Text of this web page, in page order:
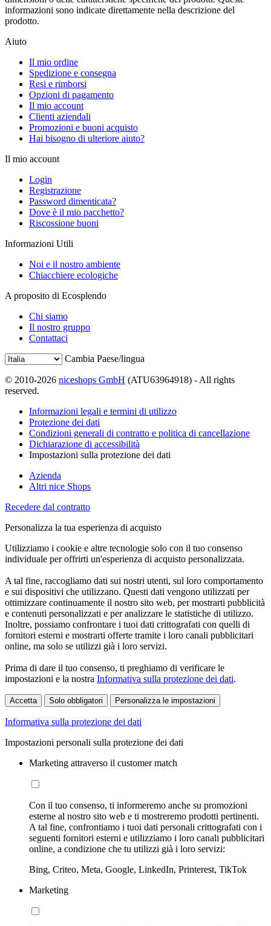
informazioni sono indicate direttamente nella descrizione del
prodotto.
Aiuto
Il mio ordine
Spedizione e consegna
Resi e rimborsi
Opzioni di pagamento
Il mio account
Clienti aziendali
Promozioni e buoni acquisto
Hai bisogno di ulteriore aiuto?
Il mio account
Login
Registrazione
Password dimenticata?
Dove è il mio pacchetto?
Riscossione buoni
Informazioni Utili
Noi e il nostro ambiente
Chiacchiere ecologiche
A proposito di Ecosplendo
Chi siamo
Il nostro gruppo
Contattaci
Cambia Paese/lingua
© 2010-2026 niceshops GmbH (ATU63964918) - All rights
reserved.
Informazioni legali e termini di utilizzo
Protezione dei dati
Condizioni generali di contratto e politica di cancellazione
Dichiarazione di accessibilità
Impostazioni sulla protezione dei dati
Azienda
Altri nice Shops
Recedere dal contratto
Personalizza la tua esperienza di acquisto
Utilizziamo i cookie e altre tecnologie solo con il tuo consenso
individuale per offrirti un'esperienza di acquisto personalizzata.
A tal fine, raccogliamo dati sui nostri utenti, sul loro comportamento
e sui dispositivi che utilizzano. Questi dati vengono utilizzati per
ottimizzare continuamente il nostro sito web, per mostrarti pubblicità
e contenuti personalizzati e per analizzare le statistiche di utilizzo.
Inoltre, possiamo confrontare i tuoi dati crittografati con quelli di
fornitori esterni e mostrarti offerte tramite i loro canali pubblicitari
online, ma solo se utilizzi già i loro servizi.
Prima di dare il tuo consenso, ti preghiamo di verificare le
impostazioni e la nostra Informativa sulla protezione dei dati.
Accetta Solo obbligatori Personalizza le impostazioni
Informativa sulla protezione dei dati
Impostazioni personali sulla protezione dei dati
Marketing attraverso il customer match
Con il tuo consenso, ti informeremo anche su promozioni
esterne al nostro sito web e ti mostreremo prodotti pertinenti.
A tal fine, confrontiamo i tuoi dati personali crittografati con i
seguenti fornitori esterni e utilizziamo i loro canali pubblicitari
online, a condizione che tu utilizzi già i loro servizi:
Bing, Criteo, Meta, Google, LinkedIn, Printerest, TikTok
Marketing